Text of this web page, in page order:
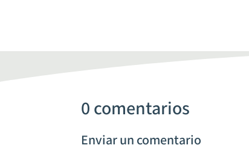
0 comentarios
Enviar un comentario